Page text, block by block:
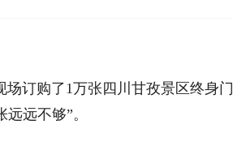
订购了1万张四川甘孜景区终身
远不够”。